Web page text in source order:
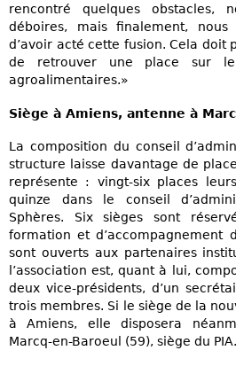
rencontré quelques obstacles,
déboires, mais finalement,
d’avoir acté cette fusion. Cela doit
de retrouver une place sur
agroalimentaires.»
Siège à Amiens, antenne à
La composition du conseil
structure laisse davantage de
représente : vingt-six places
quinze dans le conseil
Sphères. Six sièges sont
formation et d’accompagnement
sont ouverts aux partenaires
l’association est, quant à lui,
deux vice-présidents, d’un
trois membres. Si le siège de la
à Amiens, elle disposera
Marcq-en-Baroeul (59), siège du PIA.